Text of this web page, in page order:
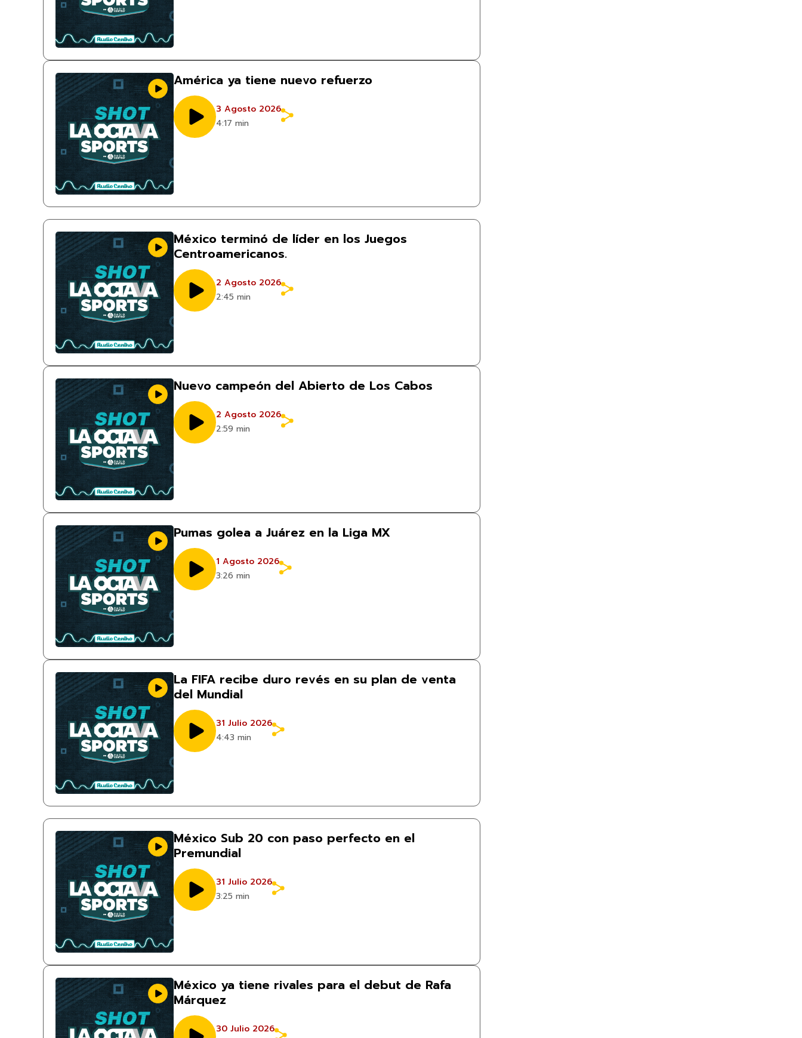
América ya tiene nuevo refuerzo
3 Agosto 2026
4:17 min
México terminó de líder en los Juegos
Centroamericanos.
2 Agosto 2026
2:45 min
Nuevo campeón del Abierto de Los Cabos
2 Agosto 2026
2:59 min
Pumas golea a Juárez en la Liga MX
1 Agosto 2026
3:26 min
La FIFA recibe duro revés en su plan de venta
del Mundial
31 Julio 2026
4:43 min
México Sub 20 con paso perfecto en el
Premundial
31 Julio 2026
3:25 min
México ya tiene rivales para el debut de Rafa
Márquez
30 Julio 2026